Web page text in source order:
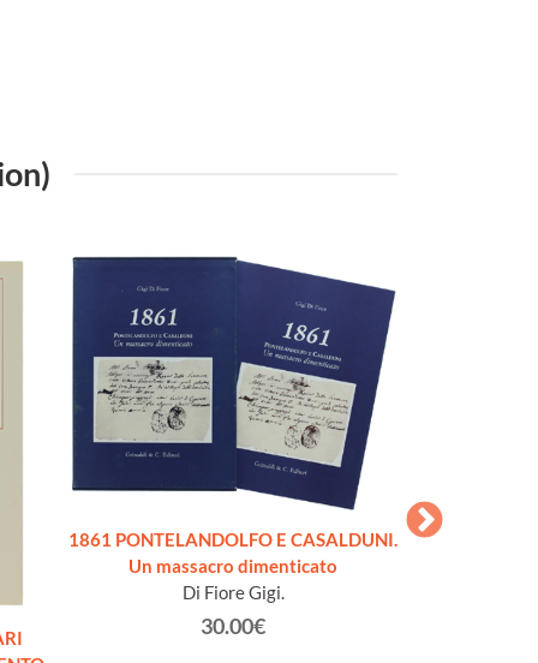
1861 PONTELANDOLFO E CASALDUNI.
Un massacro dimenticato
Di Fiore Gigi.
30.00€